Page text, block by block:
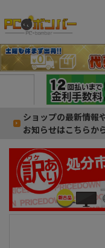
ショップの最新情報
お知らせはこちらか